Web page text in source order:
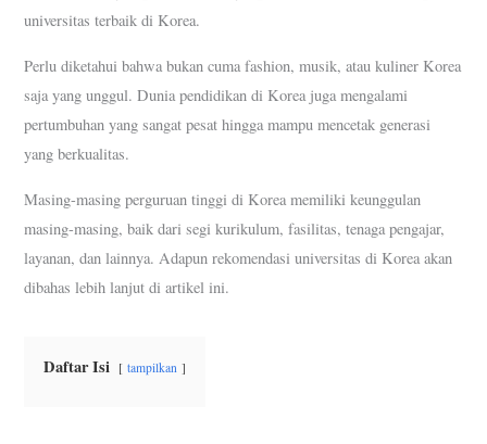
k
p
s
t
a
universitas terbaik di Korea.
Perlu diketahui bahwa bukan cuma fashion, musik, atau kuliner Korea
saja yang unggul. Dunia pendidikan di Korea juga mengalami
pertumbuhan yang sangat pesat hingga mampu mencetak generasi
yang berkualitas.
Masing-masing perguruan tinggi di Korea memiliki keunggulan
masing-masing, baik dari segi kurikulum, fasilitas, tenaga pengajar,
layanan, dan lainnya. Adapun rekomendasi universitas di Korea akan
dibahas lebih lanjut di artikel ini.
Daftar Isi tampilkan